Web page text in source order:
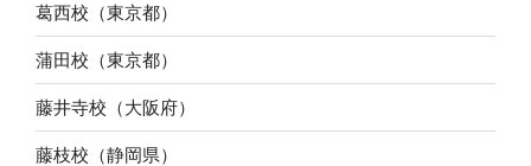
葛西校（東京都）
蒲田校（東京都）
藤井寺校（大阪府）
藤枝校（静岡県）